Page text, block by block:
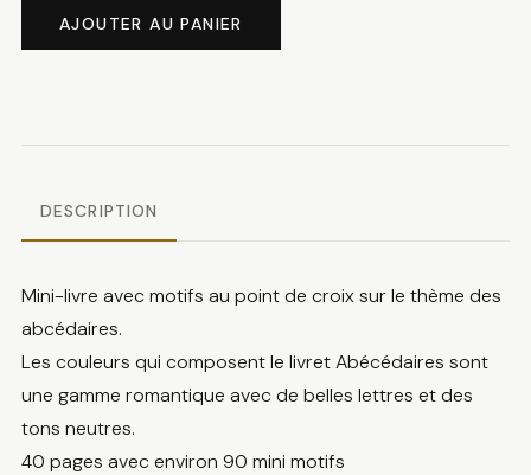
Mini
AJOUTER AU PANIER
DESCRIPTION
Mini-livre avec motifs au point de croix sur le thème des
abcédaires.
Les couleurs qui composent le livret Abécédaires sont
une gamme romantique avec de belles lettres et des
tons neutres.
40 pages avec environ 90 mini motifs